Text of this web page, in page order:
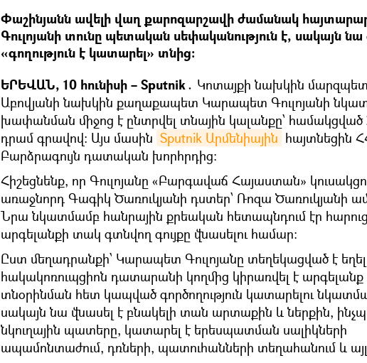
Փաշինյանն ավելի վաղ քարոզարշավի ժամանակ
Գուլոյանի տունը պետական սեփականություն է, սակայն նա
«գողություն է կատարել» տնից։
ԵՐԵՎԱՆ, 10 հունիսի – Sputnik․ Կոտայքի նախկին
Աբովյանի նախկին քաղաքապետ Կարապետ Գուլոյանի
խափանման միջոց է ընտրվել տնային կալանքը՝ համակցված
դրամ գրավով։ Այս մասին Sputnik Արմենիային հայտնեցին
Բարձրագույն դատական խորհրդից։
Հիշեցնենք, որ Գուլոյանը «Բարգավաճ Հայաստան»
առաջնորդ Գագիկ Ծառուկյանի դստեր՝ Ռոզա Ծառուկյանի
Նրա նկատմամբ հանրային քրեական հետապնդում էր
արգելանքի տակ գտնվող գույքը վնասելու համար։
Ըստ մեղադրանքի՝ Կարապետ Գուլոյանը տեղեկացված է
հակակոռուպցիոն դատարանի կողմից կիրառվել է արգելանք
տնօրինման հետ կապված գործողություն կատարելու
սակայն նա վնասել է բնակելի տան արտաքին և ներքին,
նկուղային պատերը, կատարել է երեսպատման սալիկների
ապամոնտաժում, դռների, պատուհանների տեղահանում և